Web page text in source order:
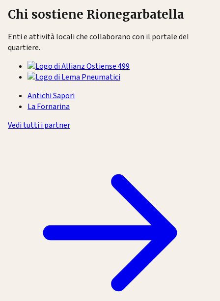
Chi sostiene Rionegarbatella
Enti e attività locali che collaborano con il portale del
quartiere.
Antichi Sapori
La Fornarina
Vedi tutti i partner